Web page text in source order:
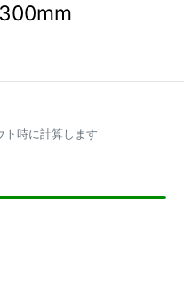
ト時に計算します